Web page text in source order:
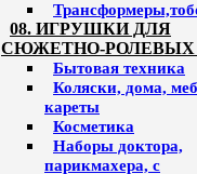
08. ИГРУШКИ ДЛЯ
СЮЖЕТНО-РОЛЕВЫХ
Бытовая техника
Коляски, дома,
кареты
Косметика
Наборы доктора,
парикмахера, с